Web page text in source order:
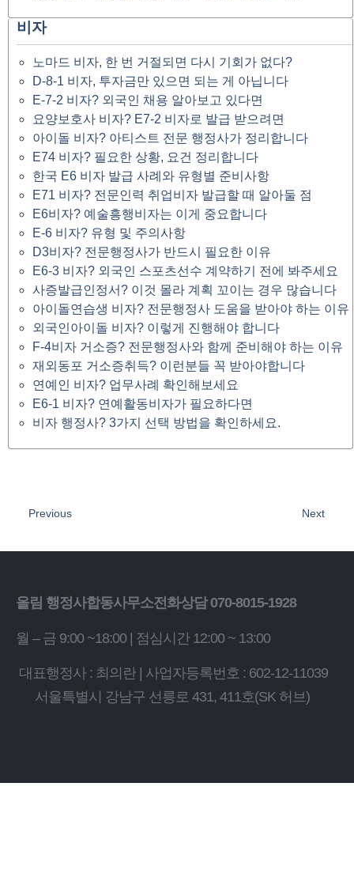
비자
노마드 비자, 한 번 거절되면 다시 기회가 없다?
D-8-1 비자, 투자금만 있으면 되는 게 아닙니다
E-7-2 비자? 외국인 채용 알아보고 있다면
요양보호사 비자? E7-2 비자로 발급 받으려면
아이돌 비자? 아티스트 전문 행정사가 정리합니다
E74 비자? 필요한 상황, 요건 정리합니다
한국 E6 비자 발급 사례와 유형별 준비사항
E71 비자? 전문인력 취업비자 발급할 때 알아둘 점
E6비자? 예술흥행비자는 이게 중요합니다
E-6 비자? 유형 및 주의사항
D3비자? 전문행정사가 반드시 필요한 이유
E6-3 비자? 외국인 스포츠선수 계약하기 전에 봐주세요
사증발급인정서? 이것 몰라 계획 꼬이는 경우 많습니다
아이돌연습생 비자? 전문행정사 도움을 받아야 하는 이유
외국인아이돌 비자? 이렇게 진행해야 합니다
F-4비자 거소증? 전문행정사와 함께 준비해야 하는 이유
재외동포 거소증취득? 이런분들 꼭 받아야합니다
연예인 비자? 업무사례 확인해보세요
E6-1 비자? 연예활동비자가 필요하다면
비자 행정사? 3가지 선택 방법을 확인하세요.
Previous Next
올림 행정사합동사무소전화상담 070-8015-1928
월 – 금 9:00 ~18:00 | 점심시간 12:00 ~ 13:00
대표행정사 : 최의란 | 사업자등록번호 : 602-12-11039
서울특별시 강남구 선릉로 431, 411호(SK 허브)